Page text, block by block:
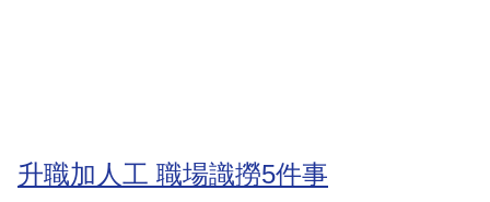
升職加人工 職場識撈5件事